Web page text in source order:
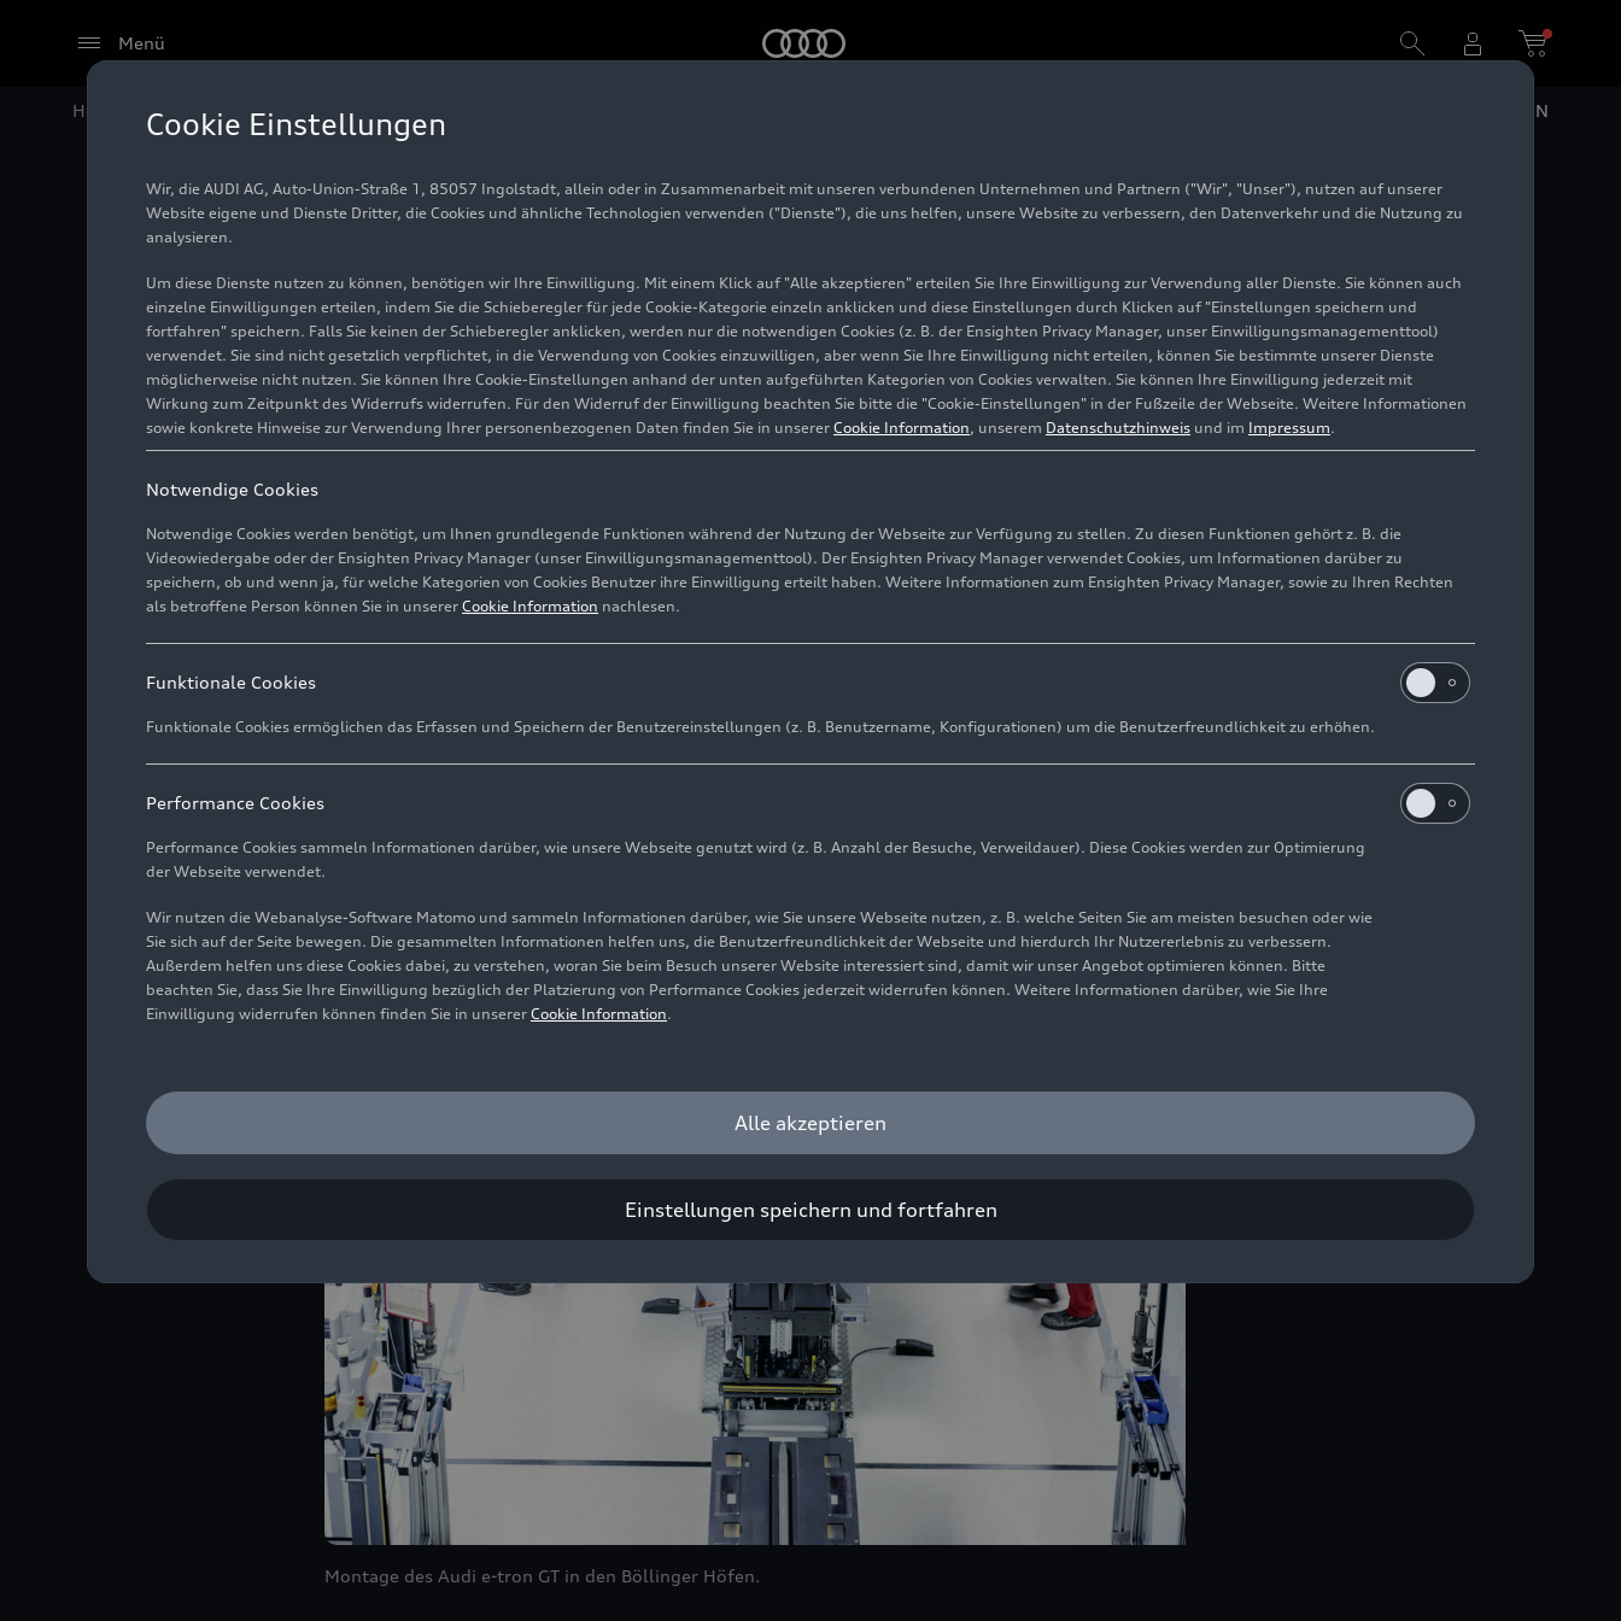
Menü
Home Audi Media Center Fotos EN
Audie-tron GT
Foto 16.09.2024
Montage des Audi e-tron GTin den Böllinger Höfen.
Cookie Einstellungen
Wir, die AUDI AG, Auto-Union-Straße 1, 85057 Ingolstadt, allein oder in Zusammenarbeit mit unseren verbundenen Unternehmen und Partnern ("Wir", "Unser"), nutzen auf unserer
Website eigene und Dienste Dritter, die Cookies und ähnliche Technologien verwenden ("Dienste"), die uns helfen, unsere Website zu verbessern, den Datenverkehr und die Nutzung zu
analysieren.
Um diese Dienste nutzen zu können, benötigen wir Ihre Einwilligung. Mit einem Klick auf "Alle akzeptieren" erteilen Sie Ihre Einwilligung zur Verwendung aller Dienste. Sie können auch
einzelne Einwilligungen erteilen, indem Sie die Schieberegler für jede Cookie-Kategorie einzeln anklicken und diese Einstellungen durch Klicken auf "Einstellungen speichern und
fortfahren" speichern. Falls Sie keinen der Schieberegler anklicken, werden nur die notwendigen Cookies (z. B. der Ensighten Privacy Manager, unser Einwilligungsmanagementtool)
verwendet. Sie sind nicht gesetzlich verpflichtet, in die Verwendung von Cookies einzuwilligen, aber wenn Sie Ihre Einwilligung nicht erteilen, können Sie bestimmte unserer Dienste
möglicherweise nicht nutzen. Sie können Ihre Cookie-Einstellungen anhand der unten aufgeführten Kategorien von Cookies verwalten. Sie können Ihre Einwilligung jederzeit mit
Wirkung zum Zeitpunkt des Widerrufs widerrufen. Für den Widerruf der Einwilligung beachten Sie bitte die "Cookie-Einstellungen" in der Fußzeile der Webseite. Weitere Informationen
sowie konkrete Hinweise zur Verwendung Ihrer personenbezogenen Daten finden Sie in unserer Cookie Information, unserem Datenschutzhinweis und im Impressum.
Notwendige Cookies
Notwendige Cookies werden benötigt, um Ihnen grundlegende Funktionen während der Nutzung der Webseite zur Verfügung zu stellen. Zu diesen Funktionen gehört z. B. die
Videowiedergabe oder der Ensighten Privacy Manager (unser Einwilligungsmanagementtool). Der Ensighten Privacy Manager verwendet Cookies, um Informationen darüber zu
speichern, ob und wenn ja, für welche Kategorien von Cookies Benutzer ihre Einwilligung erteilt haben. Weitere Informationen zum Ensighten Privacy Manager, sowie zu Ihren Rechten
als betroffene Person können Sie in unserer Cookie Information nachlesen.
Funktionale Cookies
Funktionale Cookies ermöglichen das Erfassen und Speichern der Benutzereinstellungen (z. B. Benutzername, Konfigurationen) um die Benutzerfreundlichkeit zu erhöhen.
Performance Cookies
Performance Cookies sammeln Informationen darüber, wie unsere Webseite genutzt wird (z. B. Anzahl der Besuche, Verweildauer). Diese Cookies werden zur Optimierung
der Webseite verwendet.
Wir nutzen die Webanalyse-Software Matomo und sammeln Informationen darüber, wie Sie unsere Webseite nutzen, z. B. welche Seiten Sie am meisten besuchen oder wie
Sie sich auf der Seite bewegen. Die gesammelten Informationen helfen uns, die Benutzerfreundlichkeit der Webseite und hierdurch Ihr Nutzererlebnis zu verbessern.
Außerdem helfen uns diese Cookies dabei, zu verstehen, woran Sie beim Besuch unserer Website interessiert sind, damit wir unser Angebot optimieren können. Bitte
beachten Sie, dass Sie Ihre Einwilligung bezüglich der Platzierung von Performance Cookies jederzeit widerrufen können. Weitere Informationen darüber, wie Sie Ihre
Einwilligung widerrufen können finden Sie in unserer Cookie Information.
Alle akzeptieren
Einstellungen speichern und fortfahren